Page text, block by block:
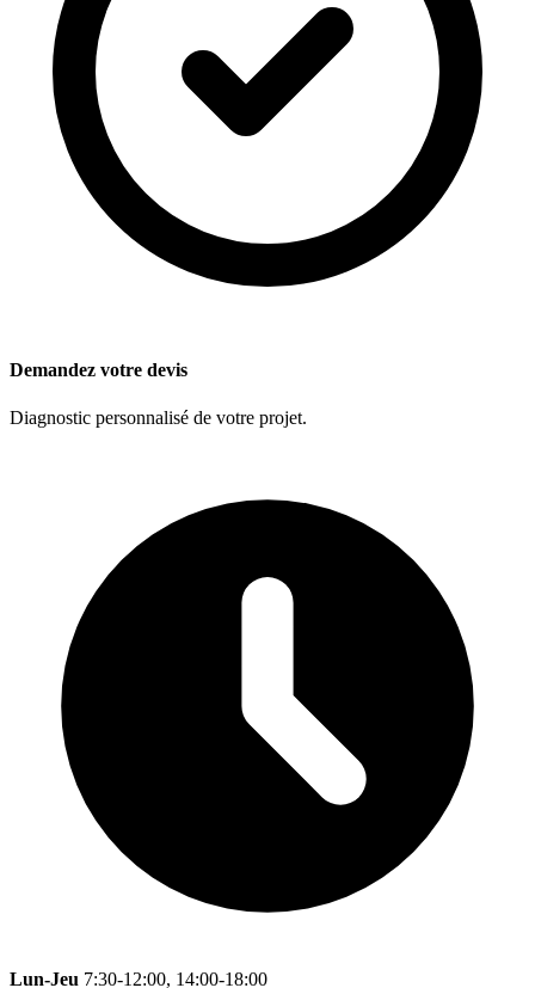
Demandez votre devis
Diagnostic personnalisé de votre projet.
Lun-Jeu 7:30-12:00, 14:00-18:00